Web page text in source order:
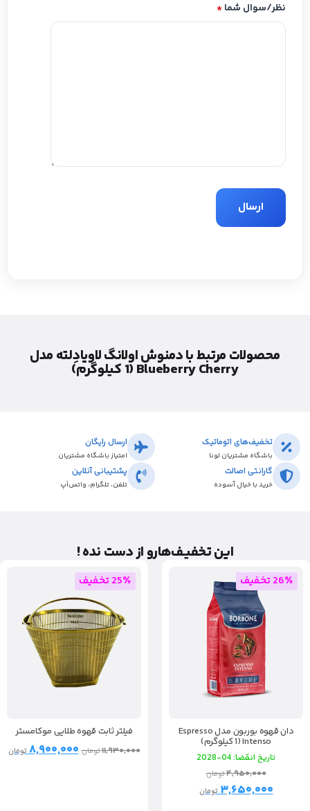
نظر/سوال شما*
محصولات مرتبط با دمنوش اولانگ لاویادِلته مدل
Blueberry Cherry (1 کیلوگرم)
تخفیف‌های اتوماتیک
باشگاه مشتریان لونا
ارسال رایگان
امتیاز باشگاه مشتریان
گارانتی اصالت
خرید با خیال آسوده
پشتیبانی آنلاین
تلفن، تلگرام، واتس‌اَپ
این تخفیـف‌هارو از دست نده !
26٪ تخفیف
دان قهوه بوربون مدل Espresso
Intenso (1 کیلوگرم)
تاریخ انقضا: 04-2028
۴,۹۵۰,۰۰۰تومان
۳,۶۵۰,۰۰۰تومان
25٪ تخفیف
فیلتر ثابت قهوه طلایی موکامستر
۱۱,۹۳۰,۰۰۰تومان ۸,۹۰۰,۰۰۰تومان